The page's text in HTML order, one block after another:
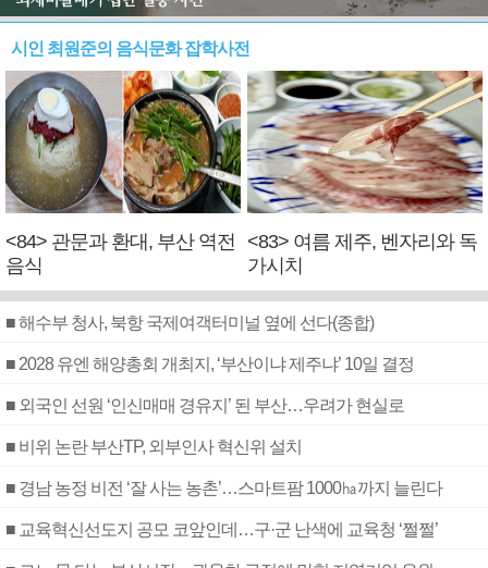
시인 최원준의 음식문화 잡학사전
<84> 관문과 환대, 부산 역전
음식
<83> 여름 제주, 벤자리와 독
가시치
■ 해수부 청사, 북항 국제여객터미널 옆에 선다(종합)
■ 2028 유엔 해양총회 개최지, ‘부산이냐 제주냐’ 10일 결정
■ 외국인 선원 ‘인신매매 경유지’ 된 부산…우려가 현실로
■ 비위 논란 부산TP, 외부인사 혁신위 설치
■ 경남 농정 비전 ‘잘 사는 농촌’…스마트팜 1000㏊까지 늘린다
■ 교육혁신선도지 공모 코앞인데…구·군 난색에 교육청 ‘쩔쩔’